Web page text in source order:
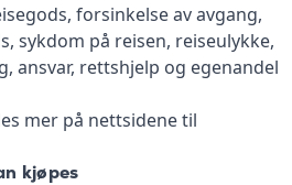
forsinkelse av avgang,
sykdom på reisen, reiseulykke,
ansvar, rettshjelp og egenandel
mer på nettsidene til
kjøpes